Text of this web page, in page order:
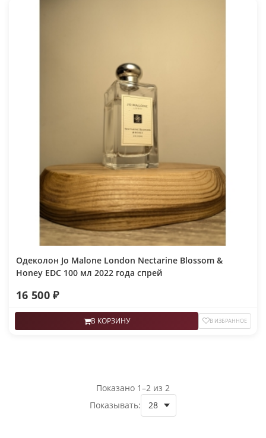
Одеколон Jo Malone London Nectarine Blossom &
Honey EDC 100 мл 2022 года спрей
16 500 ₽
В КОРЗИНУ В ИЗБРАННОЕ
Показывать:
Показано 1–2 из 2